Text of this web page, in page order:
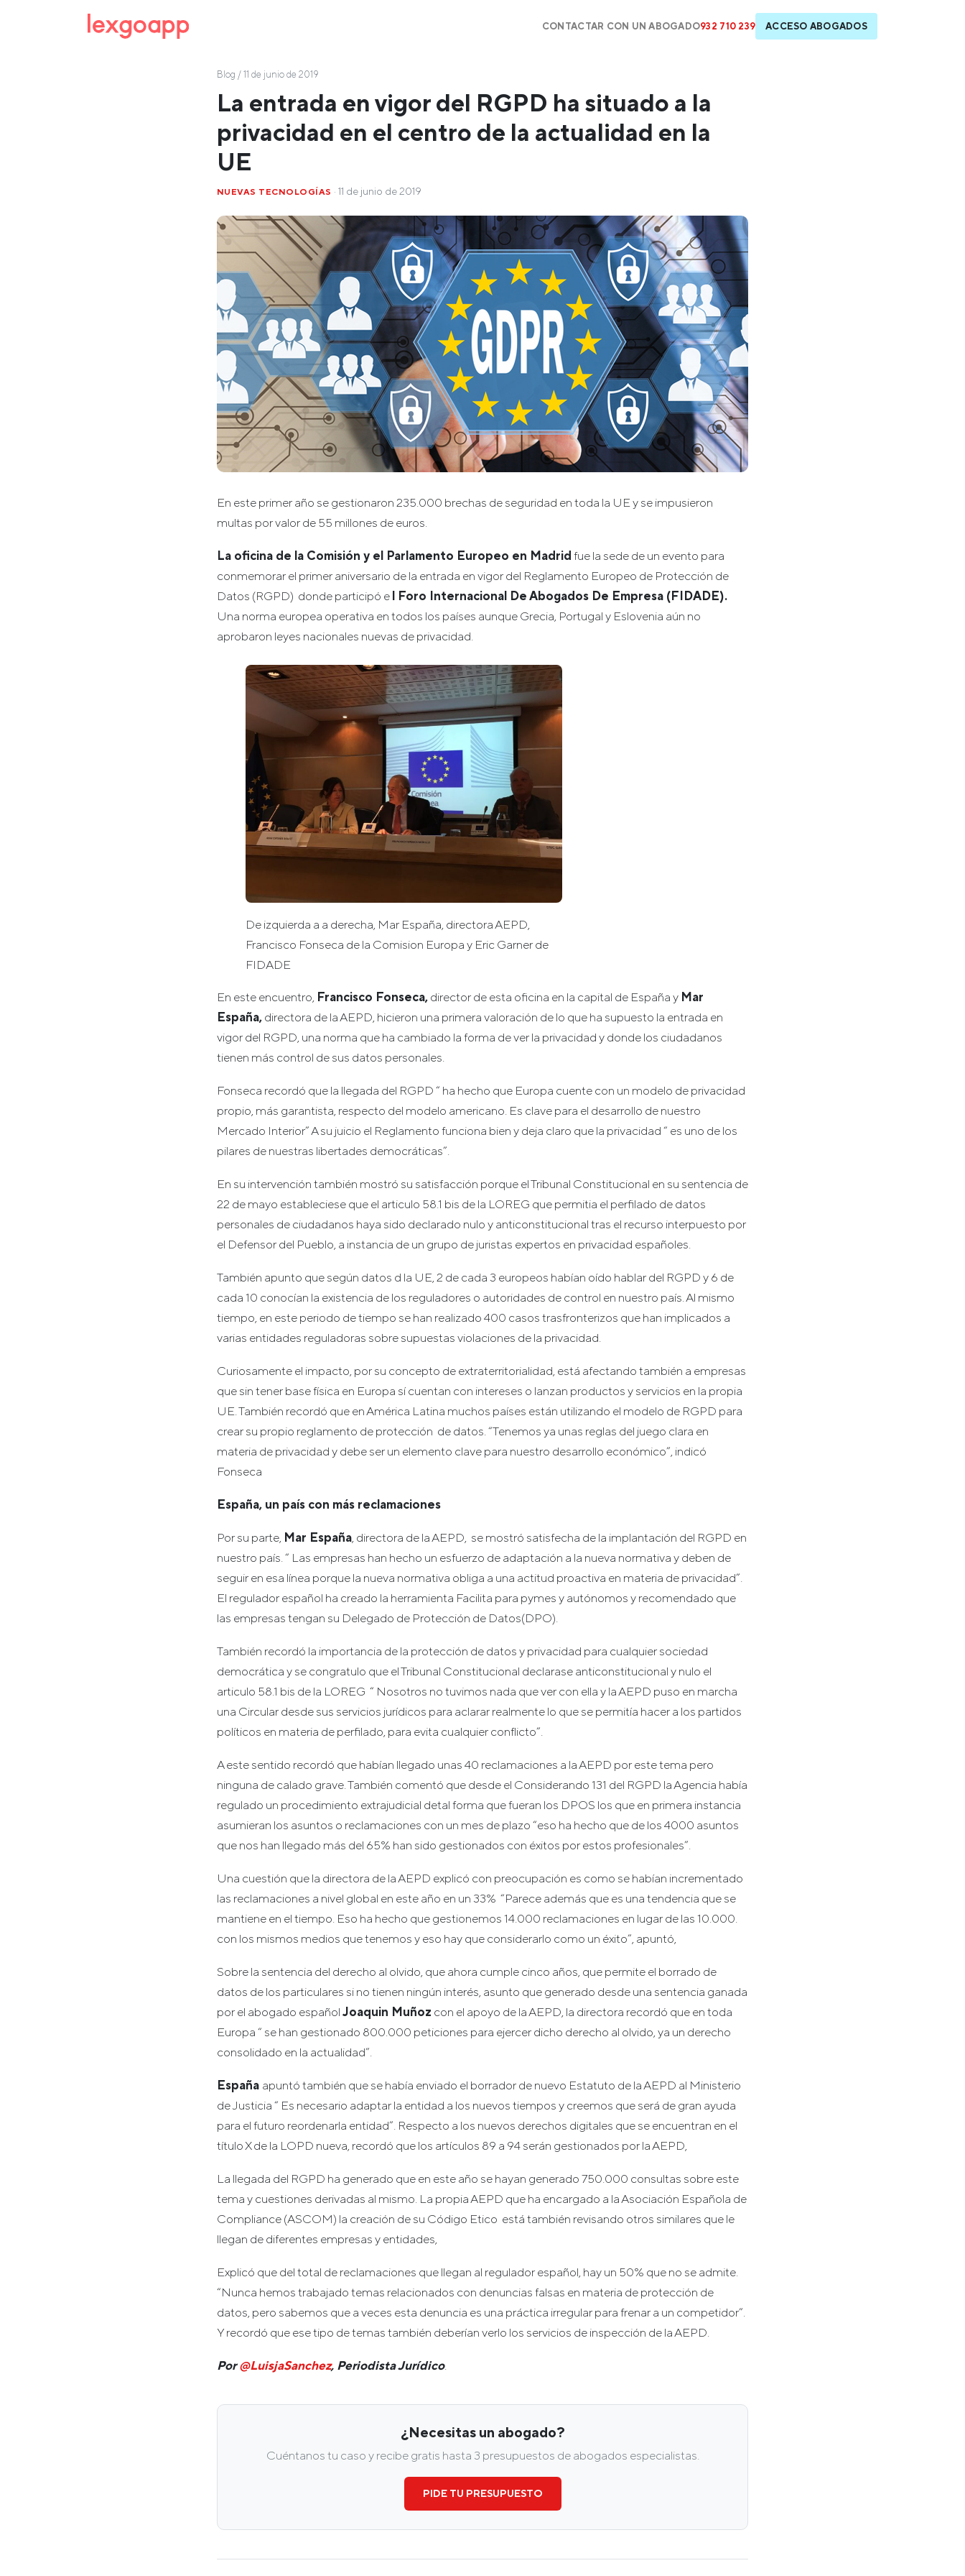
CONTACTAR CON UN ABOGADO932 710 239 ACCESO ABOGADOS
Blog / 11 de junio de 2019
La entrada en vigor del RGPD ha situado a la
privacidad en el centro de la actualidad en la
UE
NUEVAS TECNOLOGÍAS · 11 de junio de 2019
En este primer año se gestionaron 235.000 brechas de seguridad en toda la UE y se impusieron
multas por valor de 55 millones de euros.
La oficina de la Comisión y el Parlamento Europeo en Madrid fue la sede de un evento para
conmemorar el primer aniversario de la entrada en vigor del Reglamento Europeo de Protección de
Datos (RGPD) donde participó e
l Foro Internacional De Abogados De Empresa (FIDADE).
Una norma europea operativa en todos los países aunque Grecia, Portugal y Eslovenia aún no
aprobaron leyes nacionales nuevas de privacidad.
De izquierda a a derecha, Mar España, directora AEPD,
Francisco Fonseca de la Comision Europa y Eric Garner de
FIDADE
En este encuentro, Francisco Fonseca, director de esta oficina en la capital de España y Mar
España, directora de la AEPD, hicieron una primera valoración de lo que ha supuesto la entrada en
vigor del RGPD, una norma que ha cambiado la forma de ver la privacidad y donde los ciudadanos
tienen más control de sus datos personales.
Fonseca recordó que la llegada del RGPD “ ha hecho que Europa cuente con un modelo de privacidad
propio, más garantista, respecto del modelo americano. Es clave para el desarrollo de nuestro
Mercado Interior” A su juicio el Reglamento funciona bien y deja claro que la privacidad “ es uno de los
pilares de nuestras libertades democráticas”.
En su intervención también mostró su satisfacción porque el Tribunal Constitucional en su sentencia de
22 de mayo estableciese que el articulo 58.1 bis de la LOREG que permitia el perfilado de datos
personales de ciudadanos haya sido declarado nulo y anticonstitucional tras el recurso interpuesto por
el Defensor del Pueblo, a instancia de un grupo de juristas expertos en privacidad españoles.
También apunto que según datos d la UE, 2 de cada 3 europeos habían oído hablar del RGPD y 6 de
cada 10 conocían la existencia de los reguladores o autoridades de control en nuestro país. Al mismo
tiempo, en este periodo de tiempo se han realizado 400 casos trasfronterizos que han implicados a
varias entidades reguladoras sobre supuestas violaciones de la privacidad.
Curiosamente el impacto, por su concepto de extraterritorialidad, está afectando también a empresas
que sin tener base física en Europa sí cuentan con intereses o lanzan productos y servicios en la propia
UE. También recordó que en América Latina muchos países están utilizando el modelo de RGPD para
crear su propio reglamento de protección de datos. “Tenemos ya unas reglas del juego clara en
materia de privacidad y debe ser un elemento clave para nuestro desarrollo económico”, indicó
Fonseca
España, un país con más reclamaciones
Por su parte, Mar España , directora de la AEPD, se mostró satisfecha de la implantación del RGPD en
nuestro país. “ Las empresas han hecho un esfuerzo de adaptación a la nueva normativa y deben de
seguir en esa línea porque la nueva normativa obliga a una actitud proactiva en materia de privacidad”.
El regulador español ha creado la herramienta Facilita para pymes y autónomos y recomendado que
las empresas tengan su Delegado de Protección de Datos(DPO).
También recordó la importancia de la protección de datos y privacidad para cualquier sociedad
democrática y se congratulo que el Tribunal Constitucional declarase anticonstitucional y nulo el
articulo 58.1 bis de la LOREG “ Nosotros no tuvimos nada que ver con ella y la AEPD puso en marcha
una Circular desde sus servicios jurídicos para aclarar realmente lo que se permitía hacer a los partidos
políticos en materia de perfilado, para evita cualquier conflicto”.
A este sentido recordó que habían llegado unas 40 reclamaciones a la AEPD por este tema pero
ninguna de calado grave. También comentó que desde el Considerando 131 del RGPD la Agencia había
regulado un procedimiento extrajudicial detal forma que fueran los DPOS los que en primera instancia
asumieran los asuntos o reclamaciones con un mes de plazo “eso ha hecho que de los 4000 asuntos
que nos han llegado más del 65% han sido gestionados con éxitos por estos profesionales”.
Una cuestión que la directora de la AEPD explicó con preocupación es como se habían incrementado
las reclamaciones a nivel global en este año en un 33% “Parece además que es una tendencia que se
mantiene en el tiempo. Eso ha hecho que gestionemos 14.000 reclamaciones en lugar de las 10.000.
con los mismos medios que tenemos y eso hay que considerarlo como un éxito”, apuntó,
Sobre la sentencia del derecho al olvido, que ahora cumple cinco años, que permite el borrado de
datos de los particulares si no tienen ningún interés, asunto que generado desde una sentencia ganada
por el abogado español Joaquin Muñoz con el apoyo de la AEPD, la directora recordó que en toda
Europa “ se han gestionado 800.000 peticiones para ejercer dicho derecho al olvido, ya un derecho
consolidado en la actualidad”.
España apuntó también que se había enviado el borrador de nuevo Estatuto de la AEPD al Ministerio
de Justicia “ Es necesario adaptar la entidad a los nuevos tiempos y creemos que será de gran ayuda
para el futuro reordenarla entidad”. Respecto a los nuevos derechos digitales que se encuentran en el
título X de la LOPD nueva, recordó que los artículos 89 a 94 serán gestionados por la AEPD,
La llegada del RGPD ha generado que en este año se hayan generado 750.000 consultas sobre este
tema y cuestiones derivadas al mismo. La propia AEPD que ha encargado a la Asociación Española de
Compliance (ASCOM) la creación de su Código Etico está también revisando otros similares que le
llegan de diferentes empresas y entidades,
Explicó que del total de reclamaciones que llegan al regulador español, hay un 50% que no se admite.
“Nunca hemos trabajado temas relacionados con denuncias falsas en materia de protección de
datos, pero sabemos que a veces esta denuncia es una práctica irregular para frenar a un competidor”.
Y recordó que ese tipo de temas también deberían verlo los servicios de inspección de la AEPD.
Por@LuisjaSanchez, Periodista Jurídico.
¿Necesitas un abogado?
Cuéntanos tu caso y recibe gratis hasta 3 presupuestos de abogados especialistas.
PIDE TU PRESUPUESTO